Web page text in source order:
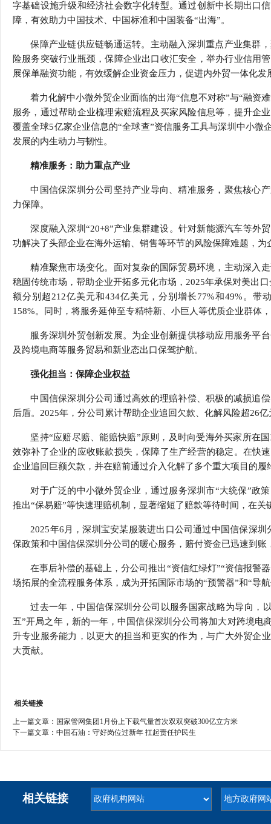
字基础设施升级和经济社会数字化转型。通过创新中长期出口
障，有效助力中国技术、中国标准和中国装备“出海”。
保障产业链供应链畅通运转。主动融入深圳重点产业集群
险服务突破行业瓶颈，保障企业出口收汇安全，举办行业信用
展保单融资功能，有效缓解企业资金压力，促进内外贸一体化发
着力化解中小微外贸企业面临的出海“信息不对称”与“融资
服务，通过帮助企业梳理索赔流程及买家风险信息等，提升企
覆盖全球5亿家企业信息的“全球查”资信服务工具与深圳中小
发展的内生动力与韧性。
精准服务：助力重点产业
中国信保深圳分公司坚持产业导向、精准服务，聚焦核心
力保障。
深度融入深圳“20+8”产业集群建设。针对新能源汽车等外
功解决了头部企业在海外运输、销售等环节的风险保障难题，
精准聚焦市场变化。面对复杂的国际贸易环境，主动深入
稳固传统市场，帮助企业开拓多元化市场，2025年承保对美出
额分别超212亿美元和434亿美元，分别增长77%和49%。
158%。同时，将服务延伸至专精特新、小巨人等优质企业群体
服务深圳外贸创新发展。为企业创新提供移动应用服务平
及跨境电商等服务贸易和新业态出口保驾护航。
强化担当：保障企业权益
中国信保深圳分公司通过高效的理赔补偿、积极的减损追
后盾。2025年，分公司累计帮助企业追回欠款、化解风险超26亿
坚持“应赔尽赔、能赔快赔”原则，及时向受海外买家所在
效弥补了企业的应收账款损失，保障了生产经营的稳定。在快
企业追回巨额欠款，并在赔前通过介入化解了多个重大项目的
对于广泛的中小微外贸企业，通过服务深圳市“大统保”政
推出“保易赔”等快速理赔机制，显著缩短了赔款等待时间，在
2025年6月，深圳宝安某服装进出口公司通过中国信保深
保政策和中国信保深圳分公司的暖心服务，赔付资金已迅速到账
在事后补偿的基础上，分公司推出“资信红绿灯”“资信报警
场拓展的全流程服务体系，成为开拓国际市场的“预警器”和“导
过去一年，中国信保深圳分公司以服务国家战略为导向，
五”开局之年，新的一年，中国信保深圳分公司将加大对跨境
升专业服务能力，以更大的担当和更实的作为，与广大外贸企
大贡献。
相关链接
上一篇文章： 国家管网集团1月份上下载气量首次双双突破300亿立方米
下一篇文章： 中国石油：守好岗位过新年 扛起责任护民生
相关链接